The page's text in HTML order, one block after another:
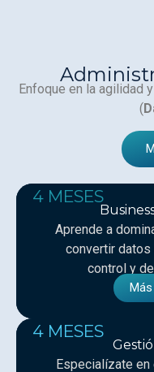
Enfoque en la agilidad
(
4 MESES
Aprende a
convertir
control y
4 MESES
Especialízate